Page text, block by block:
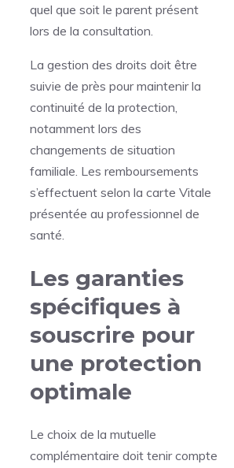
quel que soit le parent présent
lors de la consultation.
La gestion des droits doit être
suivie de près pour maintenir la
continuité de la protection,
notamment lors des
changements de situation
familiale. Les remboursements
s’effectuent selon la carte Vitale
présentée au professionnel de
santé.
Les garanties
spécifiques à
souscrire pour
une protection
optimale
Le choix de la mutuelle
complémentaire doit tenir compte